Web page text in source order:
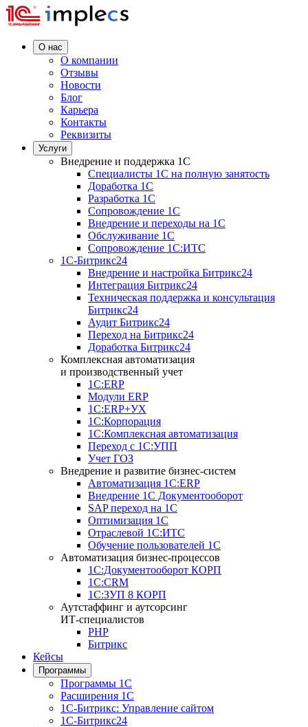
О нас
О компании
Отзывы
Новости
Блог
Карьера
Контакты
Реквизиты
Услуги
Внедрение и поддержка 1C
Специалисты 1C на полную занятость
Доработка 1C
Разработка 1C
Сопровождение 1C
Внедрение и переходы на 1C
Обслуживание 1C
Сопровождение 1C:ИТС
1С-Битрикс24
Внедрение и настройка Битрикс24
Интеграция Битрикс24
Техническая поддержка и консультация
Битрикс24
Аудит Битрикс24
Переход на Битрикс24
Доработка Битрикс24
Комплексная автоматизация
и производственный учет
1С:ERP
Модули ERP
1C:ERP+УХ
1С:Корпорация
1С:Комплексная автоматизация
Переход с 1С:УПП
Учет ГОЗ
Внедрение и развитие бизнес-систем
Автоматизация 1С:ERP
Внедрение 1С Документооборот
SAP переход на 1С
Оптимизация 1С
Отраслевой 1С:ИТС
Обучение пользователей 1С
Автоматизация бизнес-процессов
1С:Документооборот КОРП
1С:CRM
1С:ЗУП 8 КОРП
Аутстаффинг и аутсорсинг
ИТ-специалистов
PHP
Битрикс
Кейсы
Программы
Программы 1С
Расширения 1С
1С-Битрикс: Управление сайтом
1С-Битрикс24